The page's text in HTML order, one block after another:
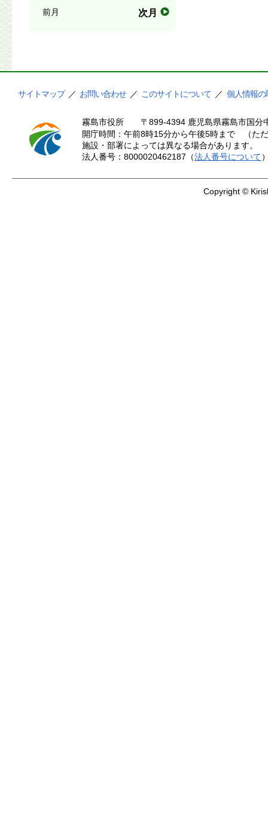
前月 次月
サイトマップ ／ お問い合わせ ／ このサイトについて ／ 個人情報の
霧島市役所
〒899-4394 鹿児島県霧島市国
開庁時間：午前8時15分から午後5時まで （た
施設・部署によっては異なる場合があります。
法人番号：8000020462187（法人番号について
Copyright ©